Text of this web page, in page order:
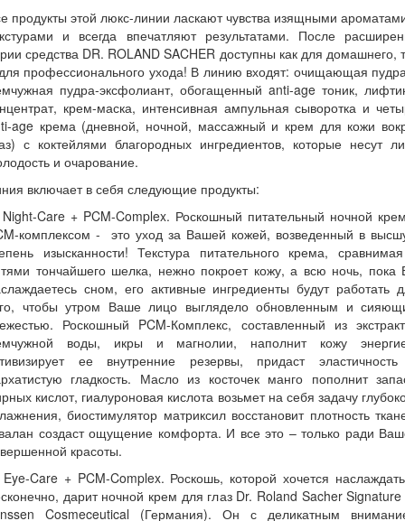
продукты этой люкс-линии ласкают чувства изящными
и всегда впечатляют результатами. После
средства DR. ROLAND SACHER доступны как для домашнего,
профессионального ухода! В линию входят: очищающая
пудра-эксфолиант, обогащенный anti-age тоник,
крем-маска, интенсивная ампульная сыворотка и
age крема (дневной, ночной, массажный и крем для кожи
с коктейлями благородных ингредиентов, которые несут
и очарование.
включает в себя следующие продукты:
Care + PCM-Complex. Роскошный питательный ночной
комплексом - это уход за Вашей кожей, возведенный в
изысканности! Текстура питательного крема,
тончайшего шелка, нежно покроет кожу, а всю ночь, пока
сном, его активные ингредиенты будут работать
чтобы утром Ваше лицо выглядело обновленным и
Роскошный PCM-Комплекс, составленный из
воды, икры и магнолии, наполнит кожу
ее внутренние резервы, придаст
гладкость. Масло из косточек манго пополнит
кислот, гиалуроновая кислота возьмет на себя задачу
биостимулятор матриксил восстановит плотность
создаст ощущение комфорта. И все это – только ради
красоты.
Care + PCM-Complex. Роскошь, которой хочется
дарит ночной крем для глаз Dr. Roland Sacher Signature
Cosmeceutical (Германия). Он с деликатным